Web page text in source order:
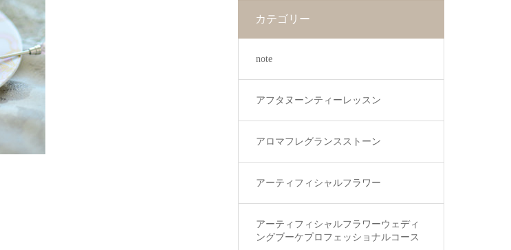
カテゴリー
note
アフタヌーンティーレッスン
アロマフレグランスストーン
アーティフィシャルフラワー
アーティフィシャルフラワーウェディ
ングブーケプロフェッショナルコース